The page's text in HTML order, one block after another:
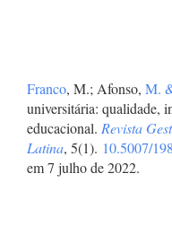
Franco, M.; Afonso, M.
universitária: qualidade,
educacional. Revista
Latina, 5(1). 10.5007/
em 7 julho de 2022.